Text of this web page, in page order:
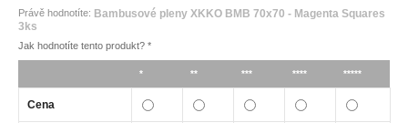
Právě hodnotíte: Bambusové pleny XKKO BMB 70x70 - Magenta Squares
3ks
Jak hodnotíte tento produkt? *
* ** *** **** *****
Cena